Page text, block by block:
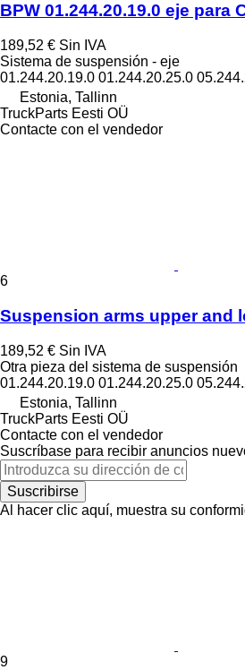
BPW 01.244.20.19.0 eje para
189,52 € Sin IVA
Sistema de suspensión - eje
01.244.20.19.0 01.244.20.25.0
Estonia, Tallinn
TruckParts Eesti OÜ
Contacte con el vendedor
6
Suspension arms upper and
189,52 € Sin IVA
Otra pieza del sistema de suspensión
01.244.20.19.0 01.244.20.25.0
Estonia, Tallinn
TruckParts Eesti OÜ
Contacte con el vendedor
Suscríbase para recibir anuncios
Suscribirse
Al hacer clic aquí, muestra su
9